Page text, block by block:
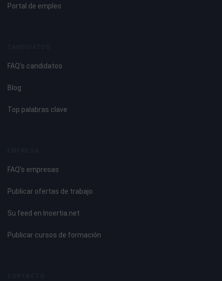
Portal de empleo
FAQ's candidatos
Blog
Top palabras clave
FAQ's empresas
Publicar ofertas de trabajo
Su feed en Insertia.net
Publicar cursos de formación